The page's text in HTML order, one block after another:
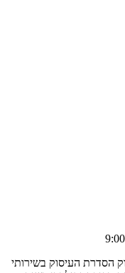
הסדרת העיסוק בשירותי